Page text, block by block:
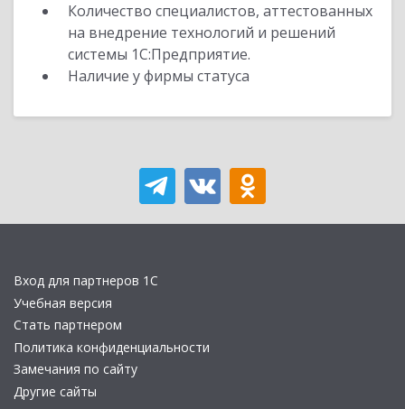
Количество специалистов, аттестованных
на внедрение технологий и решений
системы 1С:Предприятие.
Наличие у фирмы статуса
Вход для партнеров 1С
Учебная версия
Стать партнером
Политика конфиденциальности
Замечания по сайту
Другие сайты